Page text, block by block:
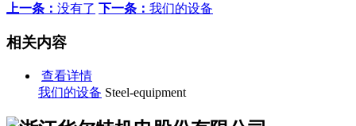
上一条： 没有了 下一条： 我们的设备
相关内容
查看详情
我们的设备 Steel-equipment